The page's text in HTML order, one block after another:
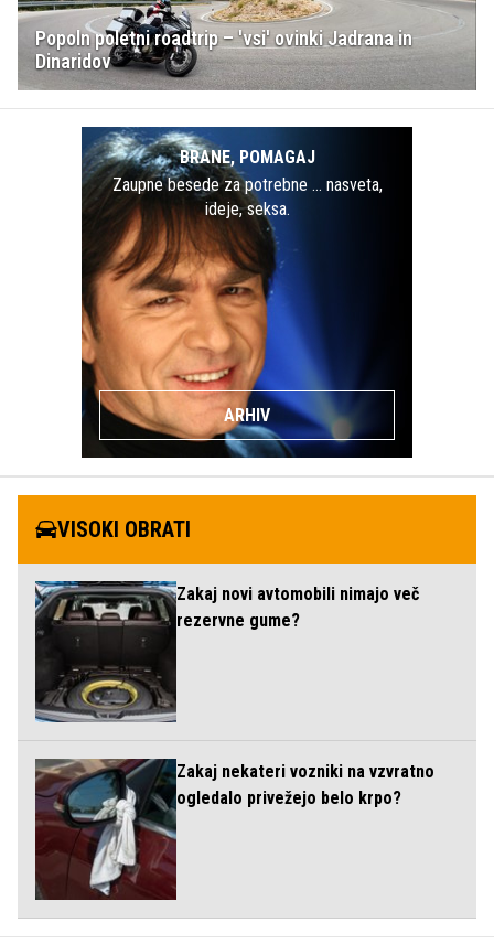
Popoln poletni roadtrip – 'vsi' ovinki Jadrana in
Dinaridov
BRANE, POMAGAJ
Zaupne besede za potrebne … nasveta,
ideje, seksa.
ARHIV
VISOKI OBRATI
Zakaj novi avtomobili nimajo več
rezervne gume?
Zakaj nekateri vozniki na vzvratno
ogledalo privežejo belo krpo?